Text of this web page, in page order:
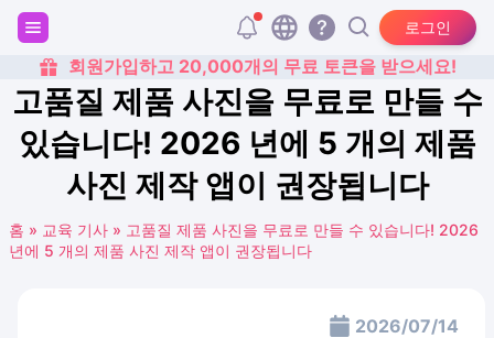
로그인
회원가입하고 20,000개의 무료 토큰을 받으세요!
고품질 제품 사진을 무료로 만들 수
있습니다! 2026 년에 5 개의 제품
사진 제작 앱이 권장됩니다
홈 » 교육 기사 » 고품질 제품 사진을 무료로 만들 수 있습니다! 2026
년에 5 개의 제품 사진 제작 앱이 권장됩니다
2026/07/14